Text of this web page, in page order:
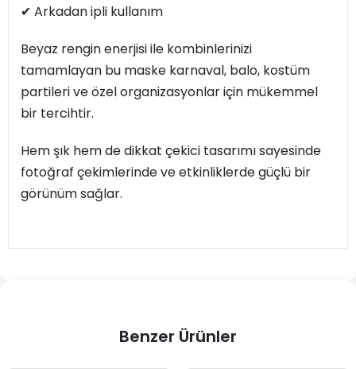
✔ Arkadan ipli kullanım
Beyaz rengin enerjisi ile kombinlerinizi
tamamlayan bu maske karnaval, balo, kostüm
partileri ve özel organizasyonlar için mükemmel
bir tercihtir.
Hem şık hem de dikkat çekici tasarımı sayesinde
fotoğraf çekimlerinde ve etkinliklerde güçlü bir
görünüm sağlar.
Benzer Ürünler